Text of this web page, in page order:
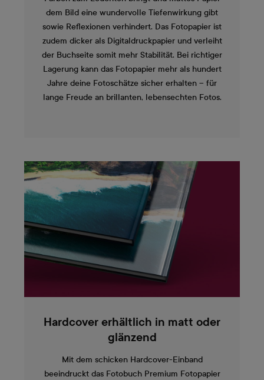
dem Bild eine wundervolle Tiefenwirkung gibt
sowie Reflexionen verhindert. Das Fotopapier ist
zudem dicker als Digitaldruckpapier und verleiht
der Buchseite somit mehr Stabilität. Bei richtiger
Lagerung kann das Fotopapier mehr als hundert
Jahre deine Fotoschätze sicher erhalten – für
lange Freude an brillanten, lebensechten Fotos.
Hardcover erhältlich in matt oder
glänzend
Mit dem schicken Hardcover-Einband
beeindruckt das Fotobuch Premium Fotopapier